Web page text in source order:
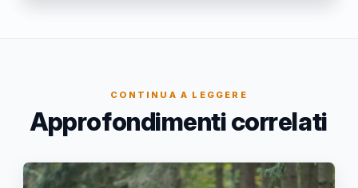
CONTINUA A LEGGERE
Approfondimenti correlati